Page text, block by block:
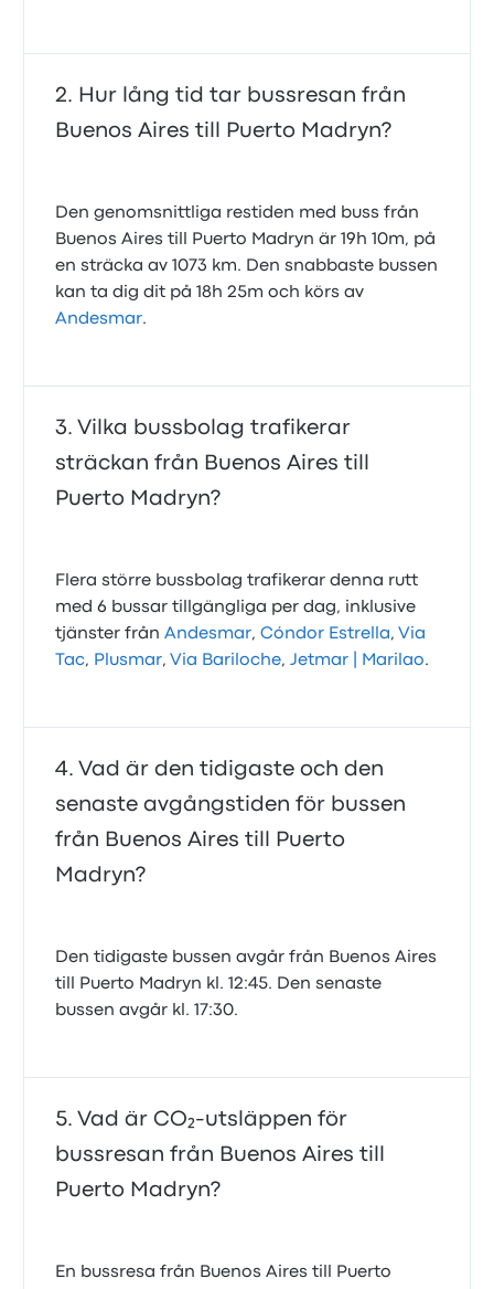
Hur lång tid tar bussresan från
Buenos Aires till Puerto Madryn?
Den genomsnittliga restiden med buss från
Buenos Aires till Puerto Madryn är 19h 10m, på
en sträcka av 1073 km. Den snabbaste bussen
kan ta dig dit på 18h 25m och körs av
Andesmar.
Vilka bussbolag trafikerar
sträckan från Buenos Aires till
Puerto Madryn?
Flera större bussbolag trafikerar denna rutt
med 6 bussar tillgängliga per dag, inklusive
tjänster frånAndesmar,Cóndor Estrella, Via
Tac, Plusmar, Via Bariloche,Jetmar | Marilao.
Vad är den tidigaste och den
senaste avgångstiden för bussen
från Buenos Aires till Puerto
Madryn?
Den tidigaste bussen avgår från Buenos Aires
till Puerto Madryn kl. 12:45. Den senaste
bussen avgår kl. 17:30.
Vad är CO₂-utsläppen för
bussresan från Buenos Aires till
Puerto Madryn?
En bussresa från Buenos Aires till Puerto